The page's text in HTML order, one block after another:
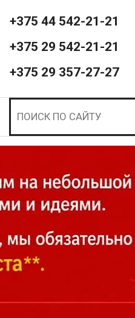
+375 44 542-21-21
+375 29 542-21-21
+375 29 357-27-27